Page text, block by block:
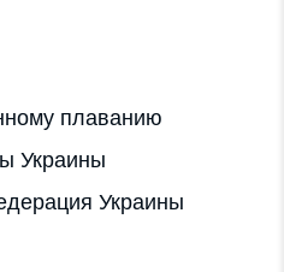
плаванию
Украины
Украины